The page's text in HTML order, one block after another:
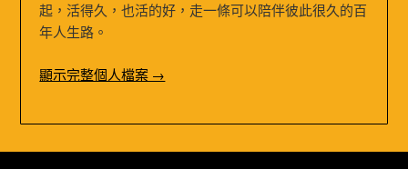
起，活得久，也活的好，走一條可以陪伴彼此很久的百
年人生路。
顯示完整個人檔案 →